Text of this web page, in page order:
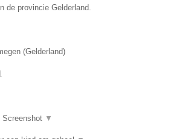
de provincie Gelderland.
(Gelderland)
Screenshot ▼